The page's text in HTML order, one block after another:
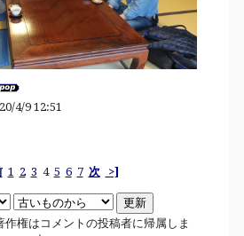
4/9 12:51
1 2 3 4 5 6 7 次 >]
作権はコメントの投稿者に帰属しま